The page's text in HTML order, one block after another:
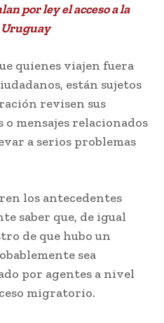
por ley el acceso a la
quienes viajen fuera
están sujetos
revisen sus
mensajes relacionados
a serios problemas
los antecedentes
saber que, de igual
de que hubo un
sea
por agentes a nivel
migratorio.